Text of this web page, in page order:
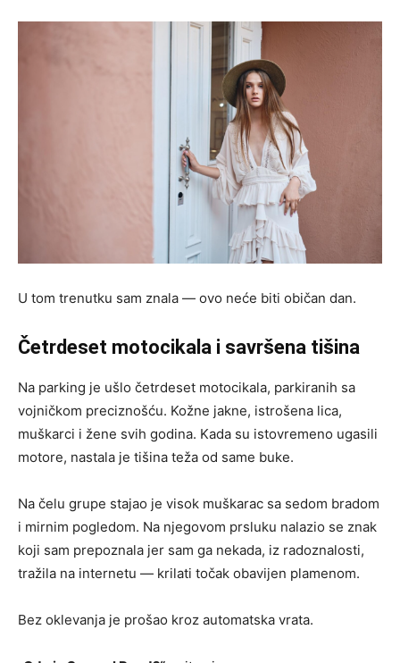
U tom trenutku sam znala — ovo neće biti običan dan.
Četrdeset motocikala i savršena tišina
Na parking je ušlo četrdeset motocikala, parkiranih sa
vojničkom preciznošću. Kožne jakne, istrošena lica,
muškarci i žene svih godina. Kada su istovremeno ugasili
motore, nastala je tišina teža od same buke.
Na čelu grupe stajao je visok muškarac sa sedom bradom
i mirnim pogledom. Na njegovom prsluku nalazio se znak
koji sam prepoznala jer sam ga nekada, iz radoznalosti,
tražila na internetu — krilati točak obavijen plamenom.
Bez oklevanja je prošao kroz automatska vrata.